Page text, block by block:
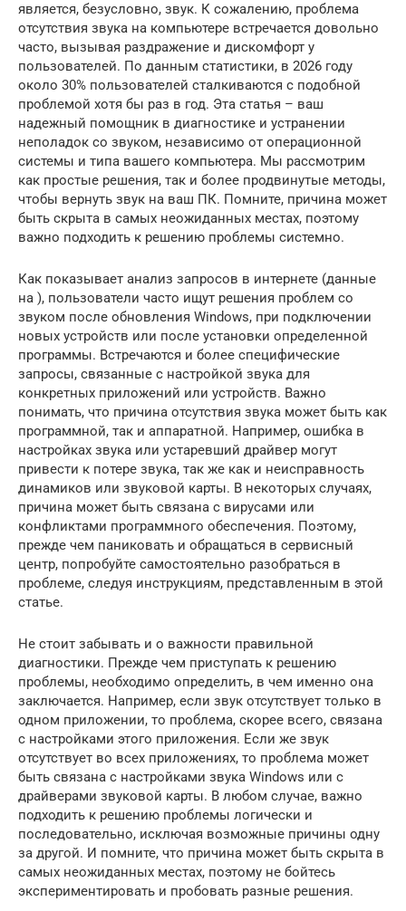
является, безусловно, звук. К сожалению, проблема
отсутствия звука на компьютере встречается довольно
часто, вызывая раздражение и дискомфорт у
пользователей. По данным статистики, в 2026 году
около 30% пользователей сталкиваются с подобной
проблемой хотя бы раз в год. Эта статья – ваш
надежный помощник в диагностике и устранении
неполадок со звуком, независимо от операционной
системы и типа вашего компьютера. Мы рассмотрим
как простые решения, так и более продвинутые методы,
чтобы вернуть звук на ваш ПК. Помните, причина может
быть скрыта в самых неожиданных местах, поэтому
важно подходить к решению проблемы системно.
Как показывает анализ запросов в интернете (данные
на ), пользователи часто ищут решения проблем со
звуком после обновления Windows, при подключении
новых устройств или после установки определенной
программы. Встречаются и более специфические
запросы, связанные с настройкой звука для
конкретных приложений или устройств. Важно
понимать, что причина отсутствия звука может быть как
программной, так и аппаратной. Например, ошибка в
настройках звука или устаревший драйвер могут
привести к потере звука, так же как и неисправность
динамиков или звуковой карты. В некоторых случаях,
причина может быть связана с вирусами или
конфликтами программного обеспечения. Поэтому,
прежде чем паниковать и обращаться в сервисный
центр, попробуйте самостоятельно разобраться в
проблеме, следуя инструкциям, представленным в этой
статье.
Не стоит забывать и о важности правильной
диагностики. Прежде чем приступать к решению
проблемы, необходимо определить, в чем именно она
заключается. Например, если звук отсутствует только в
одном приложении, то проблема, скорее всего, связана
с настройками этого приложения. Если же звук
отсутствует во всех приложениях, то проблема может
быть связана с настройками звука Windows или с
драйверами звуковой карты. В любом случае, важно
подходить к решению проблемы логически и
последовательно, исключая возможные причины одну
за другой. И помните, что причина может быть скрыта в
самых неожиданных местах, поэтому не бойтесь
экспериментировать и пробовать разные решения.